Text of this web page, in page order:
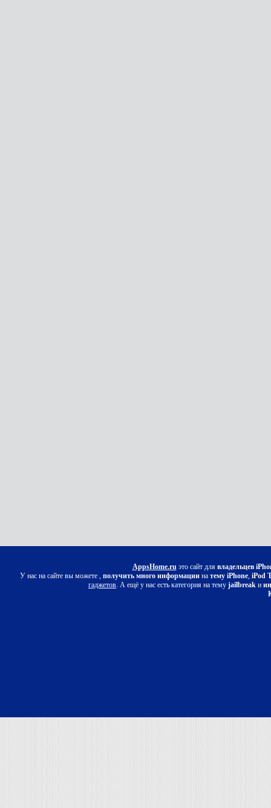
AppsHome.ruэто сайт для владельцев
У нас на сайте вы можете , получить много информациина тему iPhone,iPod
гаджетов. А ещё у нас есть категория на тему jailbreak и